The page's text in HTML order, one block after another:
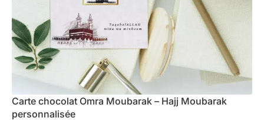
Carte chocolat Omra Moubarak – Hajj Moubarak
personnalisée